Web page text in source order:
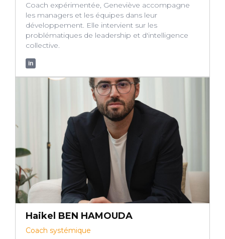
Coach expérimentée, Geneviève accompagne
les managers et les équipes dans leur
développement. Elle intervient sur les
problématiques de leadership et d'intelligence
collective.
in
Haikel BEN HAMOUDA
Coach systémique